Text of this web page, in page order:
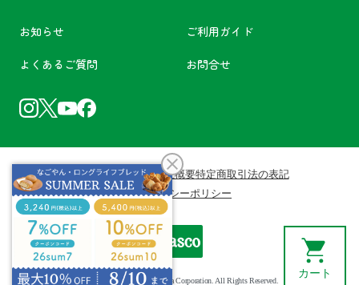
カート
お知らせ ご利用ガイド
よくあるご質問 お問合せ
利用規約会員規約会社概要特定商取引法の表記
プライバシーポリシー
Copyright ©Pasco Shikishima Corporation. All Rights Reserved.